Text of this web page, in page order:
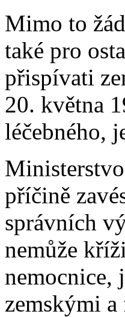
Mimo to
také pro
přispívati
20. května
léčebného,
příčině
správních
nemůže
nemocnice,
zemskými